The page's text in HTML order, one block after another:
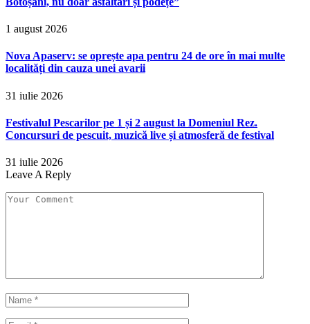
1 august 2026
Nova Apaserv: se oprește apa pentru 24 de ore în mai multe
localități din cauza unei avarii
31 iulie 2026
Festivalul Pescarilor pe 1 și 2 august la Domeniul Rez.
Concursuri de pescuit, muzică live și atmosferă de festival
31 iulie 2026
Leave A Reply